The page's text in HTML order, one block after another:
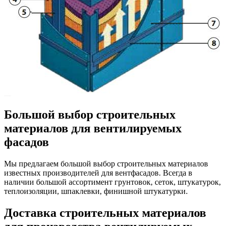
Большой выбор строительных
материалов для вентилируемых
фасадов
Мы предлагаем большой выбор строительных материалов
известных производителей для вентфасадов. Всегда в
наличии большой ассортимент грунтовок, сеток, штукатурок,
теплоизоляции, шпаклевки, финишной штукатурки.
Доставка строительных материалов